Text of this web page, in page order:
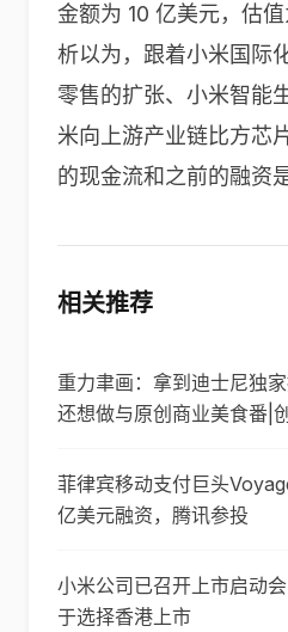
金额为 10 亿美元，估
析以为，跟着小米国际
零售的扩张、小米智能
米向上游产业链比方芯
的现金流和之前的融资
相关推荐
重力聿画：拿到迪士尼独
还想做与原创商业美食番|
菲律宾移动支付巨头
亿美元融资，腾讯参投
小米公司已召开上市启动
于选择香港上市